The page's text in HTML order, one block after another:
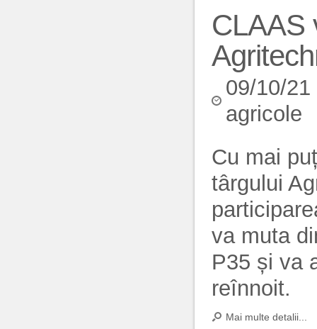
CLAAS
09/10/
agricole
Cu mai
târgului
va muta
P35 și va
reînnoit.
Mai multe detalii...